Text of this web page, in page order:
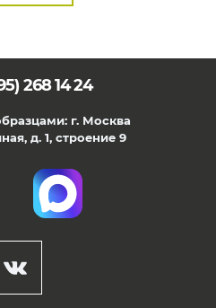
268 14 24
г. Москва
д. 1, строение 9